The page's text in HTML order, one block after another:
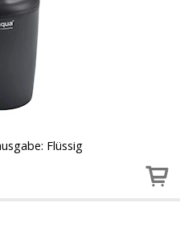
Flüssig